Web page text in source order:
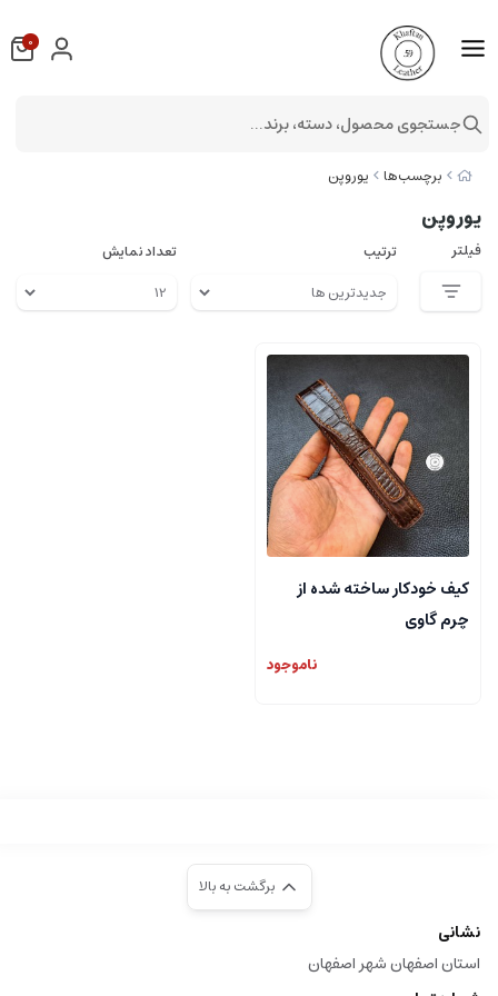
برچسب‌ها یوروپن
یوروپن
فیلتر ترتیب تعداد نمایش
کیف خودکار ساخته شده از
چرم گاوی
ناموجود
برگشت به بالا
نشانی
استان اصفهان شهر اصفهان
0
جستجوی محصول، دسته، برند...